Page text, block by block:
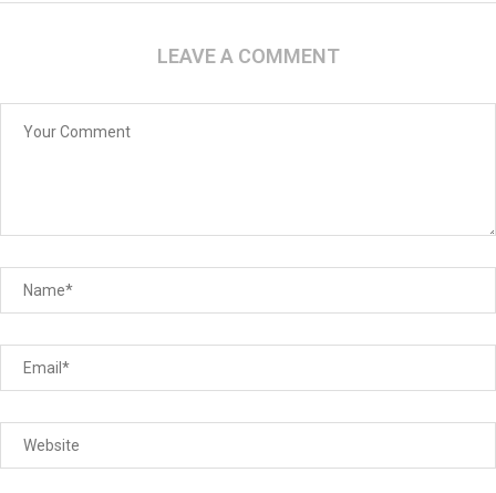
LEAVE A COMMENT